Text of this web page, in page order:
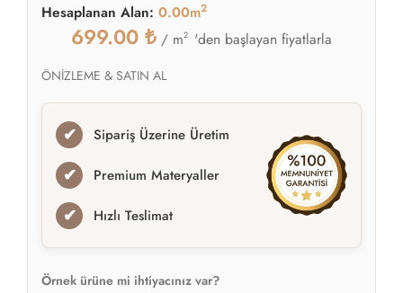
Hesaplanan Alan: 0.00m2
699.00 ₺ / m2 'den başlayan fiyatlarla
ÖNİZLEME & SATIN AL
✔ Sipariş Üzerine Üretim
✔ Premium Materyaller
✔ Hızlı Teslimat
Örnek ürüne mi ihtiyacınız var?